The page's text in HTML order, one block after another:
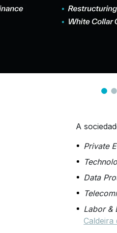
A
Private
Data
Labor &
Caldeira